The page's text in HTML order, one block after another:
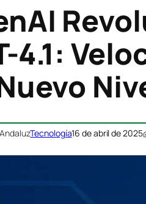
4.1:
Tecnología16 de abril de 2025